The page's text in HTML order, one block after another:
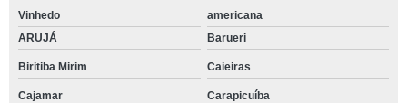
Vinhedo
americana
ARUJÁ
Barueri
Biritiba Mirim Caieiras
Cajamar Carapicuíba